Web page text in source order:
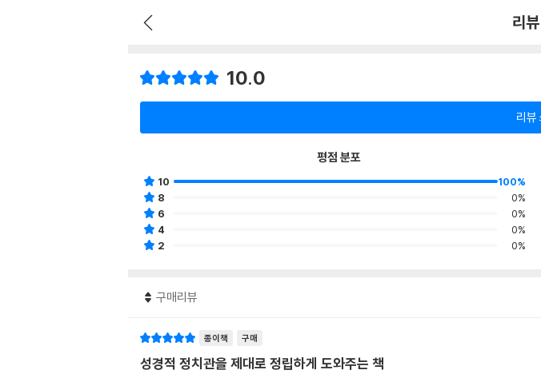
리
10.0
리뷰
평점 분포
10
100%
8
0%
6
0%
4
0%
2
0%
구매리뷰
종이책 구매
성경적 정치관을 제대로 정립하게 도와주는 책